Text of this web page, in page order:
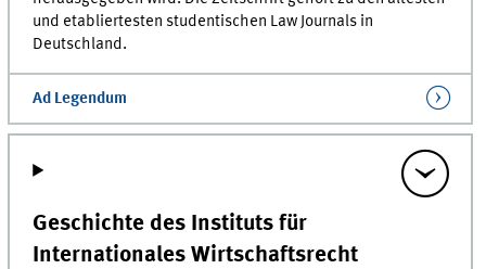
und etabliertesten studentischen Law Journals in
Deutschland.
Ad Legendum
Geschichte des Instituts für
Internationales Wirtschaftsrecht